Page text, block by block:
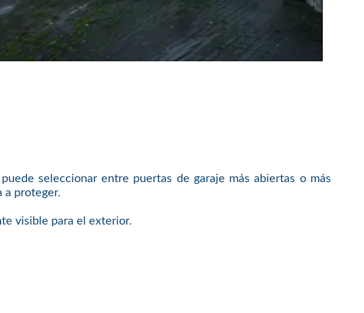
seleccionar entre puertas de garaje más abiertas o más
a proteger.
visible para el exterior.